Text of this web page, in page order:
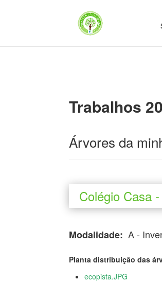
Trabalhos
Árvores da
Colégio Casa
Modalidade: A -
Planta distribuição das
ecopista.JPG